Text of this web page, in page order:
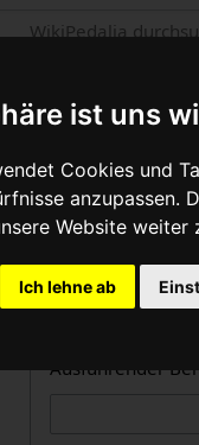
ist uns
Cookies und
anzupassen.
Website weiter
Ich lehne ab
Zentrale
Dies ist die
des Logbuchtyps,
beachtet werden).
Logbücher
Ausführender